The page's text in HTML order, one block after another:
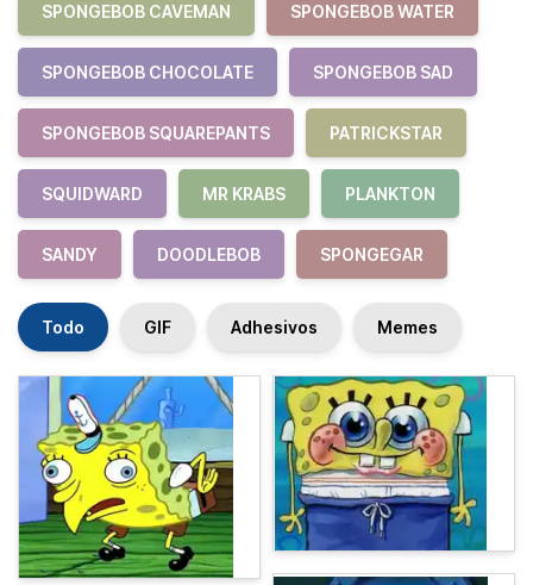
SPONGEBOB CAVEMAN SPONGEBOB WATER
SPONGEBOB CHOCOLATE SPONGEBOB SAD
SPONGEBOB SQUAREPANTS PATRICKSTAR
SQUIDWARD MR KRABS PLANKTON
SANDY DOODLEBOB SPONGEGAR
Todo GIF Adhesivos Memes